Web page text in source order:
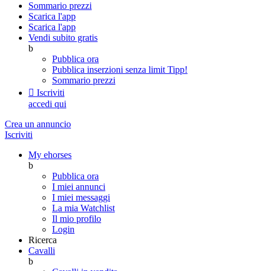
Sommario prezzi
Scarica l'app
Scarica l'app
Vendi subito gratis
b
Pubblica ora
Pubblica inserzioni senza limit Tipp!
Sommario prezzi
 Iscriviti
accedi qui
Crea un annuncio
Iscriviti
My ehorses
b
Pubblica ora
I miei annunci
I miei messaggi
La mia Watchlist
Il mio profilo
Login
Ricerca
Cavalli
b